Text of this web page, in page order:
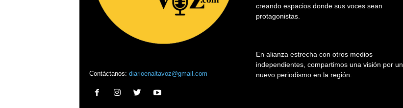
Contáctanos: diarioenaltavoz@gmail.com
creando espacios donde sus voces sean
protagonistas.
En alianza estrecha con otros medios
independientes, compartimos una visión por un
nuevo periodismo en la región.